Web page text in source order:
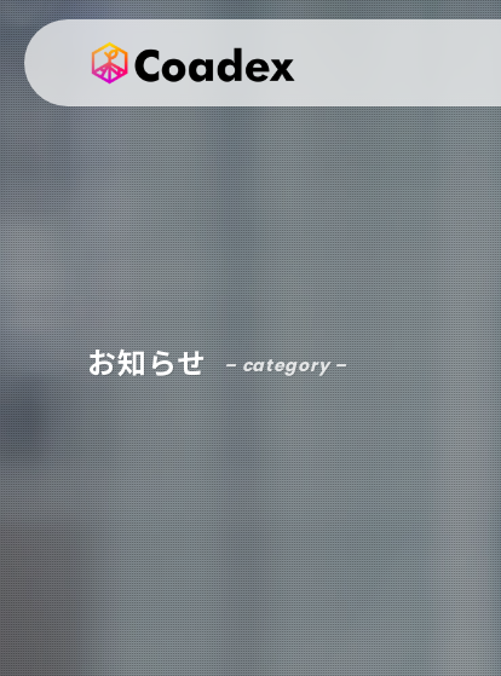
お知らせ – category –